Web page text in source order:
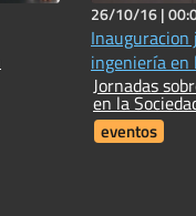
26/10/16 |
Inauguracion
ingeniería en
Jornadas
en la
eventos